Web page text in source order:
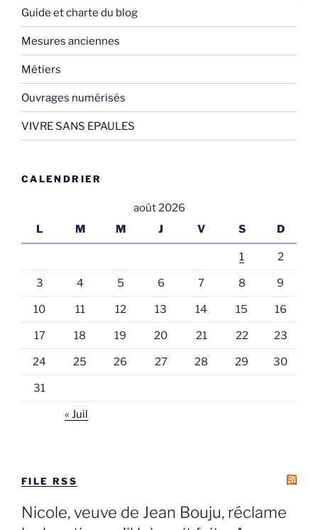
Guide et charte du blog
Mesures anciennes
Métiers
Ouvrages numérisés
VIVRE SANS EPAULES
CALENDRIER
août 2026
L
M M J V S D
1 2
3 4 5 6 7 8 9
10 11 12 13 14 15 16
17 18 19 20 21 22 23
24 25 26 27 28 29 30
31
« Juil
FILE RSS
Nicole, veuve de Jean Bouju, réclame